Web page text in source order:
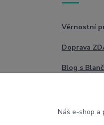
Věrnostní
Doprava
Blog s
Náš e-shop a